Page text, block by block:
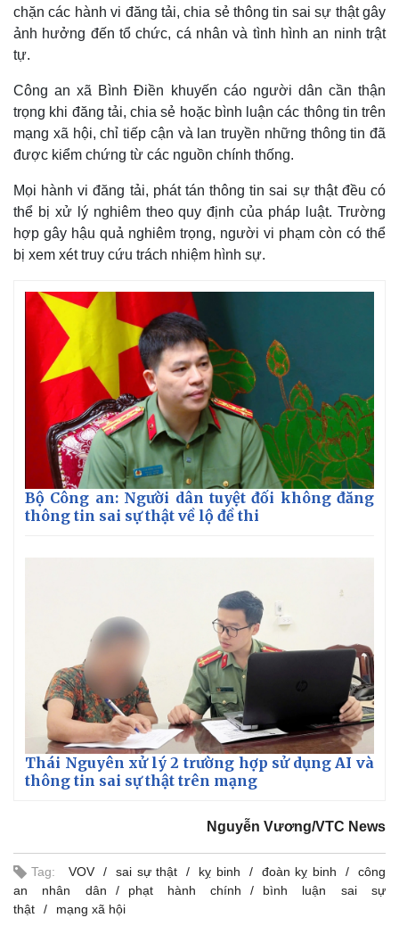
Quan sát
Cuộc sống đó đây
Hồ sơ
Video
Ảnh
E-Magazine
Infographic
chặn các hành vi đăng tải, chia sẻ thông tin sai sự thật gây
ảnh hưởng đến tổ chức, cá nhân và tình hình an ninh trật
tự.
Công an xã Bình Điền khuyến cáo người dân cần thận
trọng khi đăng tải, chia sẻ hoặc bình luận các thông tin trên
mạng xã hội, chỉ tiếp cận và lan truyền những thông tin đã
được kiểm chứng từ các nguồn chính thống.
Mọi hành vi đăng tải, phát tán thông tin sai sự thật đều có
thể bị xử lý nghiêm theo quy định của pháp luật. Trường
hợp gây hậu quả nghiêm trọng, người vi phạm còn có thể
bị xem xét truy cứu trách nhiệm hình sự.
Bộ Công an: Người dân tuyệt đối không đăng
thông tin sai sự thật về lộ đề thi
Thái Nguyên xử lý 2 trường hợp sử dụng AI và
thông tin sai sự thật trên mạng
Nguyễn Vương/VTC News
Tag: VOV sai sự thật kỵ binh đoàn kỵ binh
công
an nhân dân
phạt hành chính
bình luận sai sự
thật
mạng xã hội